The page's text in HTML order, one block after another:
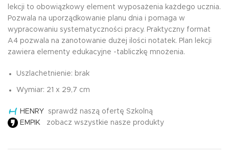
lekcji to obowiązkowy element wyposażenia każdego ucznia.
Pozwala na uporządkowanie planu dnia i pomaga w
wypracowaniu systematyczności pracy. Praktyczny format
A4 pozwala na zanotowanie dużej ilości notatek. Plan lekcji
zawiera elementy edukacyjne -tabliczkę mnożenia.
Uszlachetnienie: brak
Wymiar: 21 x 29,7 cm
HENRY sprawdź naszą ofertę Szkolną
EMPIK zobacz wszystkie nasze produkty